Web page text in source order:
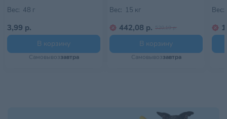
Вес: 48 г
3,99 р.
В корзину
Самовывоззавтра
Вес: 15 кг
442,08 р. 520,10 р.
В корзину
Самовывоззавтра
Вес: